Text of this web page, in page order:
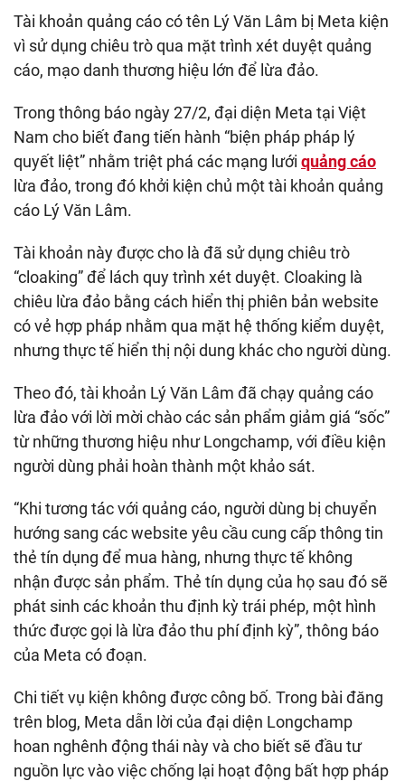
Tài khoản quảng cáo có tên Lý Văn Lâm bị Meta kiện
vì sử dụng chiêu trò qua mặt trình xét duyệt quảng
cáo, mạo danh thương hiệu lớn để lừa đảo.
Trong thông báo ngày 27/2, đại diện Meta tại Việt
Nam cho biết đang tiến hành “biện pháp pháp lý
quyết liệt” nhằm triệt phá các mạng lưới quảng cáo
lừa đảo, trong đó khởi kiện chủ một tài khoản quảng
cáo Lý Văn Lâm.
Tài khoản này được cho là đã sử dụng chiêu trò
“cloaking” để lách quy trình xét duyệt. Cloaking là
chiêu lừa đảo bằng cách hiển thị phiên bản website
có vẻ hợp pháp nhằm qua mặt hệ thống kiểm duyệt,
nhưng thực tế hiển thị nội dung khác cho người dùng.
Theo đó, tài khoản Lý Văn Lâm đã chạy quảng cáo
lừa đảo với lời mời chào các sản phẩm giảm giá “sốc”
từ những thương hiệu như Longchamp, với điều kiện
người dùng phải hoàn thành một khảo sát.
“Khi tương tác với quảng cáo, người dùng bị chuyển
hướng sang các website yêu cầu cung cấp thông tin
thẻ tín dụng để mua hàng, nhưng thực tế không
nhận được sản phẩm. Thẻ tín dụng của họ sau đó sẽ
phát sinh các khoản thu định kỳ trái phép, một hình
thức được gọi là lừa đảo thu phí định kỳ”, thông báo
của Meta có đoạn.
Chi tiết vụ kiện không được công bố. Trong bài đăng
trên blog, Meta dẫn lời của đại diện Longchamp
hoan nghênh động thái này và cho biết sẽ đầu tư
nguồn lực vào việc chống lại hoạt động bất hợp pháp